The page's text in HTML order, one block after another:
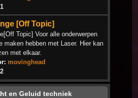
1
[Off Topic]
Topic] Voor alle onderwerpen
maken hebben met Laser. Hier kan
met elkaar.
movinghead
2
en Geluid techniek